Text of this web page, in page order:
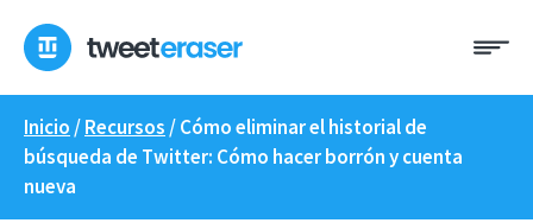
contenido
Inicio /Recursos /Cómo eliminar el historial de
búsqueda de Twitter: Cómo hacer borrón y cuenta
nueva